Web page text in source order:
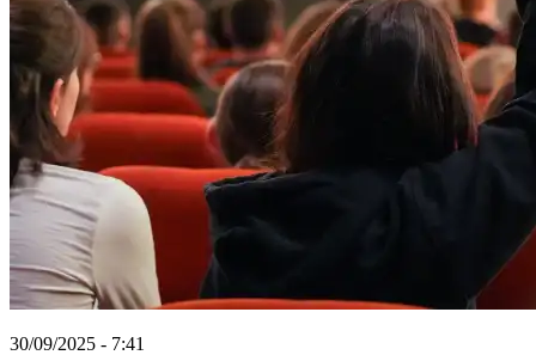
30/09/2025 - 7:41